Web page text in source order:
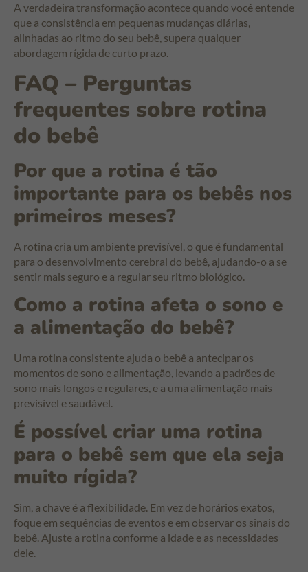
A verdadeira transformação acontece quando você entende
que a consistência em pequenas mudanças diárias,
alinhadas ao ritmo do seu bebê, supera qualquer
abordagem rígida de curto prazo.
FAQ – Perguntas
frequentes sobre rotina
do bebê
Por que a rotina é tão
importante para os bebês nos
primeiros meses?
A rotina cria um ambiente previsível, o que é fundamental
para o desenvolvimento cerebral do bebê, ajudando-o a se
sentir mais seguro e a regular seu ritmo biológico.
Como a rotina afeta o sono e
a alimentação do bebê?
Uma rotina consistente ajuda o bebê a antecipar os
momentos de sono e alimentação, levando a padrões de
sono mais longos e regulares, e a uma alimentação mais
previsível e saudável.
É possível criar uma rotina
para o bebê sem que ela seja
muito rígida?
Sim, a chave é a flexibilidade. Em vez de horários exatos,
foque em sequências de eventos e em observar os sinais do
bebê. Ajuste a rotina conforme a idade e as necessidades
dele.